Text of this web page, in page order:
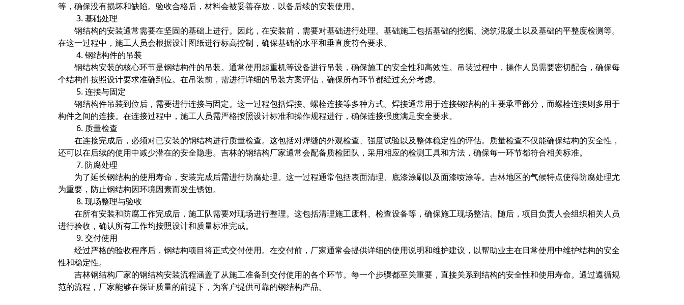
等，确保没有损坏和缺陷。验收合格后，材料会被妥善存放，以备后续的安装使用。
3. 基础处理
钢结构的安装通常需要在坚固的基础上进行。因此，在安装前，需要对基础进行处理。基础施工包括基础的挖掘、浇筑混凝土以及基础的平整度检测等。
在这一过程中，施工人员会根据设计图纸进行标高控制，确保基础的水平和垂直度符合要求。
4. 钢结构件的吊装
钢结构安装的核心环节是钢结构件的吊装。通常使用起重机等设备进行吊装，确保施工的安全性和高效性。吊装过程中，操作人员需要密切配合，确保每
个结构件按照设计要求准确到位。在吊装前，需进行详细的吊装方案评估，确保所有环节都经过充分考虑。
5. 连接与固定
钢结构件吊装到位后，需要进行连接与固定。这一过程包括焊接、螺栓连接等多种方式。焊接通常用于连接钢结构的主要承重部分，而螺栓连接则多用于
构件之间的连接。在连接过程中，施工人员需严格按照设计标准和操作规程进行，确保连接强度满足安全要求。
6. 质量检查
在连接完成后，必须对已安装的钢结构进行质量检查。这包括对焊缝的外观检查、强度试验以及整体稳定性的评估。质量检查不仅能确保结构的安全性，
还可以在后续的使用中减少潜在的安全隐患。吉林的钢结构厂家通常会配备质检团队，采用相应的检测工具和方法，确保每一环节都符合相关标准。
7. 防腐处理
为了延长钢结构的使用寿命，安装完成后需进行防腐处理。这一过程通常包括表面清理、底漆涂刷以及面漆喷涂等。吉林地区的气候特点使得防腐处理尤
为重要，防止钢结构因环境因素而发生锈蚀。
8. 现场整理与验收
在所有安装和防腐工作完成后，施工队需要对现场进行整理。这包括清理施工废料、检查设备等，确保施工现场整洁。随后，项目负责人会组织相关人员
进行验收，确认所有工作均按照设计和质量标准完成。
9. 交付使用
经过严格的验收程序后，钢结构项目将正式交付使用。在交付前，厂家通常会提供详细的使用说明和维护建议，以帮助业主在日常使用中维护结构的安全
性和稳定性。
吉林钢结构厂家的钢结构安装流程涵盖了从施工准备到交付使用的各个环节。每一个步骤都至关重要，直接关系到结构的安全性和使用寿命。通过遵循规
范的流程，厂家能够在保证质量的前提下，为客户提供可靠的钢结构产品。